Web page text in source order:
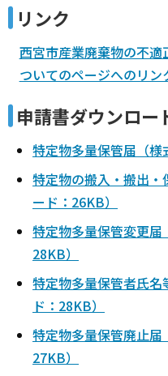
リンク
西宮市産業廃棄物の不
ついてのページへのリン
申請書ダウンロー
特定物多量保管届（様
特定物の搬入・搬出
ード：26KB）
特定物多量保管変更届
28KB）
特定物多量保管者氏名
ド：28KB）
特定物多量保管廃止届
27KB）